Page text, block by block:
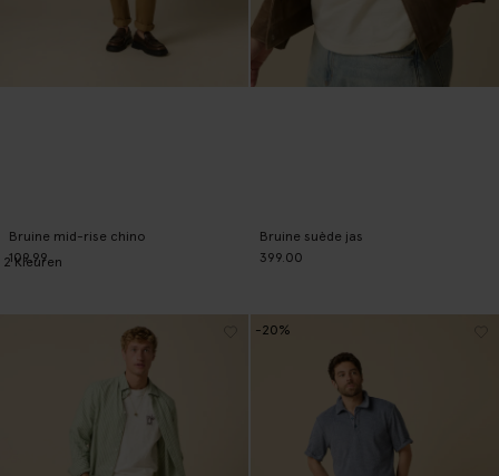
Bruine mid-rise chino
109.99
2Kleuren
Bruine suède jas
399.00
-20%